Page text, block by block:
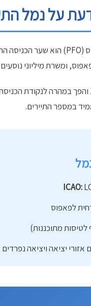
על נמל
ומשרת מיליוני
הנמל נפתח לראשונה ב-1983
במספר התיירים.
אזורי יציאה ויציאה נפרדים